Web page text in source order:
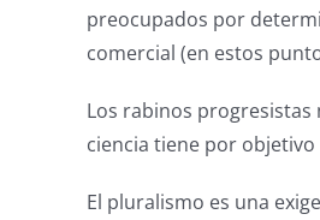
preocupados por
comercial (en estos
Los rabinos
ciencia tiene por
El pluralismo es una